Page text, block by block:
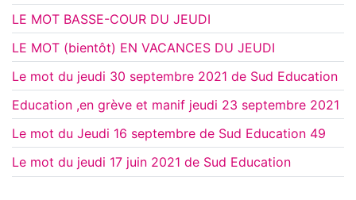
LE MOT BASSE-COUR DU JEUDI
LE MOT (bientôt) EN VACANCES DU JEUDI
Le mot du jeudi 30 septembre 2021 de Sud Education
Education ,en grève et manif jeudi 23 septembre 2021
Le mot du Jeudi 16 septembre de Sud Education 49
Le mot du jeudi 17 juin 2021 de Sud Education